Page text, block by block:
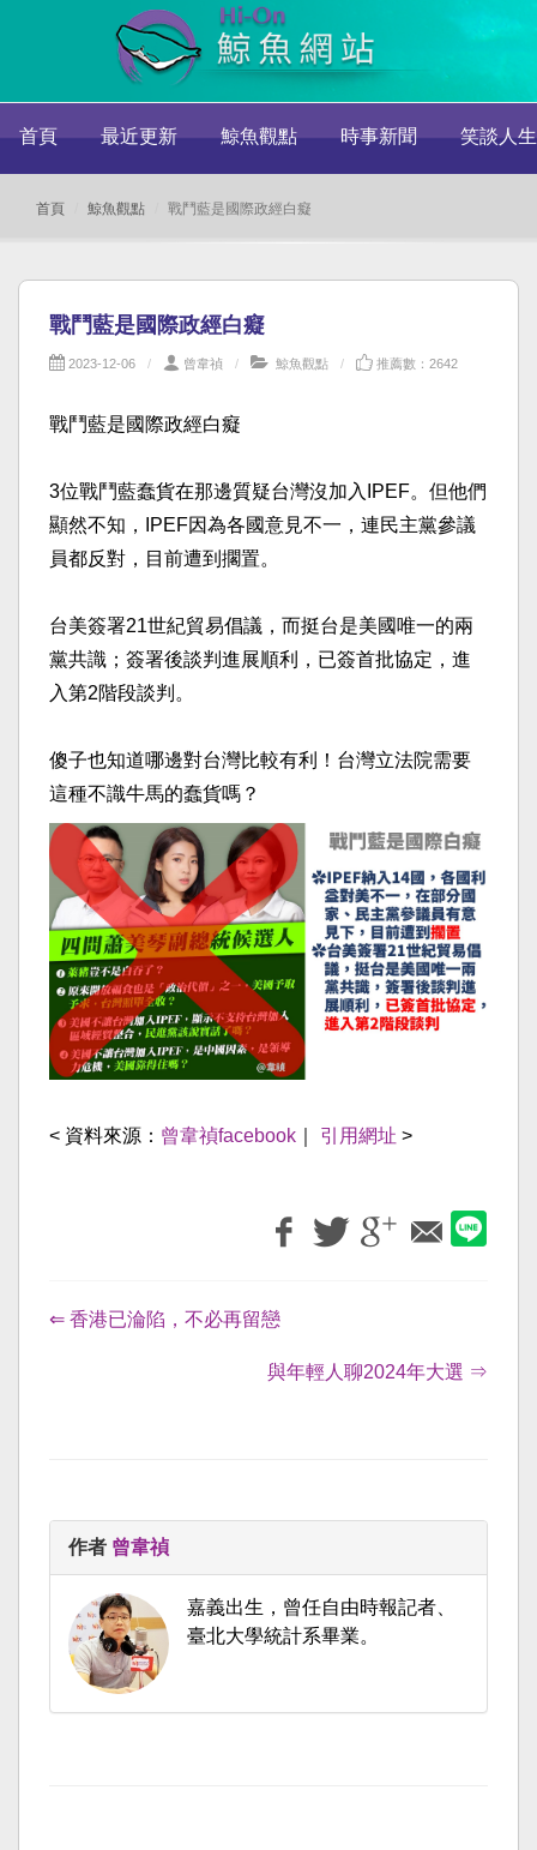
首頁 最近更新 鯨魚觀點 時事新聞 笑談人生
首頁 鯨魚觀點 戰鬥藍是國際政經白癡
戰鬥藍是國際政經白癡
2023-12-06 曾韋禎 鯨魚觀點 推薦數：2642
戰鬥藍是國際政經白癡
3位戰鬥藍蠢貨在那邊質疑台灣沒加入IPEF。但他們
顯然不知，IPEF因為各國意見不一，連民主黨參議
員都反對，目前遭到擱置。
台美簽署21世紀貿易倡議，而挺台是美國唯一的兩
黨共識；簽署後談判進展順利，已簽首批協定，進
入第2階段談判。
傻子也知道哪邊對台灣比較有利！台灣立法院需要
這種不識牛馬的蠢貨嗎？
< 資料來源： 曾韋禎facebook 引用網址 >
⇐ 香港已淪陷，不必再留戀
與年輕人聊2024年大選 ⇒
作者 曾韋禎
嘉義出生，曾任自由時報記者、
臺北大學統計系畢業。